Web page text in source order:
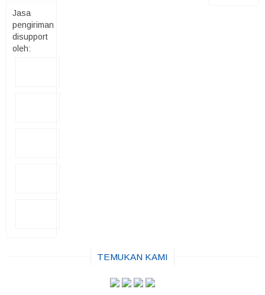
Jasa
pengiriman
disupport
oleh:
TEMUKAN KAMI